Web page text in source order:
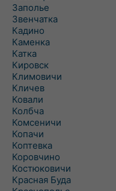
Заполье
Звенчатка
Кадино
Каменка
Катка
Кировск
Климовичи
Кличев
Ковали
Колбча
Комсеничи
Копачи
Коптевка
Коровчино
Костюковичи
Красная Буда